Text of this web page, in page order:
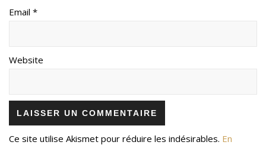
Email *
Website
Ce site utilise Akismet pour réduire les indésirables. En